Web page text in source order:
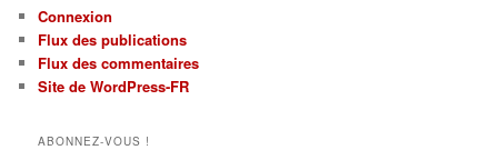
Connexion
Flux des publications
Flux des commentaires
Site de WordPress-FR
ABONNEZ-VOUS !